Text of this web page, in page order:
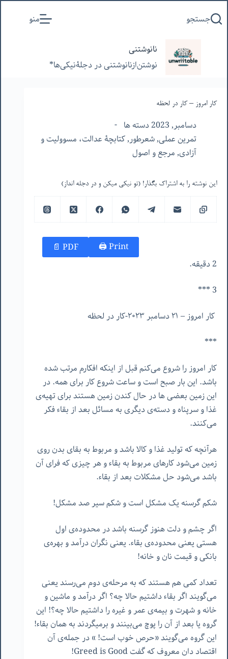
به
جستجو منو
نانوشتنی
نوشتن‌از‌نانوشتنی‌ در‌ دجلۀنیکی‌ها*
کار امروز – کار در لحظه
دسامبر, 2023 دسته ها
تمرین عملی,شعرطور,کتابچۀ عدالت، مسوولیت و
آزادی,مرجع و اصول
این نوشته را به اشتراک بگذار! (تو نیکی میکن و در دجله انداز)
Print 🖨
PDF 📄
2 دقیقه.
3 ***
کار امروز – ٢١ دسامبر ٢٠٢٣-کار در لحظه
***
کار امروز را شروع می‌کنم قبل از اینکه افکارم مرتب شده
باشد. این بار صبح است و ساعت شروع کار برای همه. در
این زمین بعضی ها در حال کندن زمین هستند برای تهیه‌ی
غذا و سرپناه و دسته‌ی دیگری به مسائل بعد از بقاء فکر
می‌کنند.
هرآنچه که تولید غذا و کالا باشد و مربوط به بقای بدن روی
زمین می‌شود کارهای مربوط به بقاء و هر چیزی که فرای آن
باشد می‌شود حل مشکلات بعد از بقاء.
شکم گرسنه یک مشکل است و شکم سیر صد مشکل!
اگر چشم و دلت هنوز گرسنه باشد در محدوده‌ی اول
هستی یعنی محدوده‌ی بقاء. یعنی نگران درآمد و بهره‌ی
بانکی و قیمت نان و خانه!
تعداد کمی هم هستند که به مرحله‌ی دوم می‌رسند یعنی
می‌گویند اگر بقاء داشتیم حالا چه؟ اگر درآمد و ماشین و
خانه و شهرت و بیمه‌ی عمر و غیره را داشتیم حالا چه؟! این
گروه یا بعد از آن را پوچ می‌بینند و برمیگردند به همان بقاء!
این گروه می‌گویند «حرص خوب است! » در جمله‌ی آن
اقتصاد دان معروف که گفت Greed is Good!